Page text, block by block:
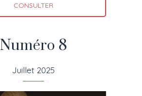
CONSULTER
Numéro 8
Juillet 2025